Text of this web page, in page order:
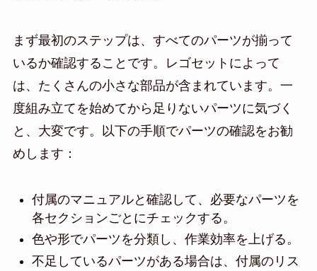
まず最初のステップは、すべてのパーツが揃って
いるか確認することです。レゴセットによって
は、たくさんの小さな部品が含まれています。一
度組み立てを始めてから足りないパーツに気づく
と、大変です。以下の手順でパーツの確認をお勧
めします：
付属のマニュアルと確認して、必要なパーツを
各セクションごとにチェックする。
色や形でパーツを分類し、作業効率を上げる。
不足しているパーツがある場合は、付属のリス